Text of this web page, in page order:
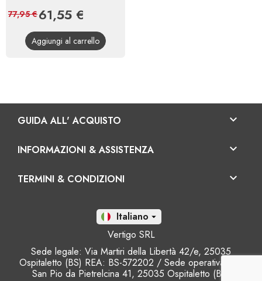
Prezzo
61,55 €
base
77,95 €
Aggiungi al carrello
GUIDA ALL' ACQUISTO 
INFORMAZIONI & ASSISTENZA 
TERMINI & CONDIZIONI 
It 
Vertigo SRL
Sede legale: Via Martiri della Libertà 42/e, 25035
Ospitaletto (BS) REA: BS-572202 / Sede operativa: Via
San Pio da Pietrelcina 41, 25035 Ospitaletto (BS)